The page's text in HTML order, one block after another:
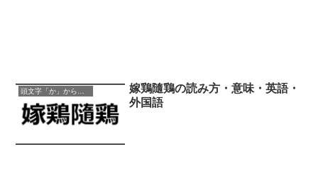
嫁鶏隨鶏の読み方・意味・英語・
外国語